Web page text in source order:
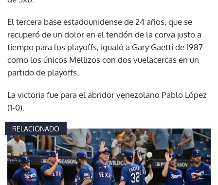
El tercera base estadounidense de 24 años, que se
recuperó de un dolor en el tendón de la corva justo a
tiempo para los playoffs, igualó a Gary Gaetti de 1987
como los únicos Mellizos con dos vuelacercas en un
partido de playoffs.
La victoria fue para el abridor venezolano Pablo López
(1-0).
RELACIONADO